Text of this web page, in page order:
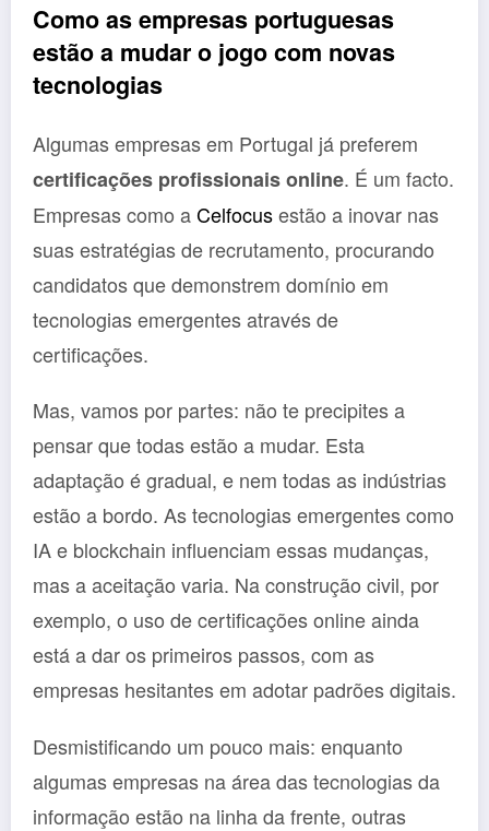
Como as empresas portuguesas
estão a mudar o jogo com novas
tecnologias
Algumas empresas em Portugal já preferem
certificações profissionais online. É um facto.
Empresas como aCelfocusestão a inovar nas
suas estratégias de recrutamento, procurando
candidatos que demonstrem domínio em
tecnologias emergentes através de
certificações.
Mas, vamos por partes: não te precipites a
pensar que todas estão a mudar. Esta
adaptação é gradual, e nem todas as indústrias
estão a bordo. As tecnologias emergentes como
IA e blockchain influenciam essas mudanças,
mas a aceitação varia. Na construção civil, por
exemplo, o uso de certificações online ainda
está a dar os primeiros passos, com as
empresas hesitantes em adotar padrões digitais.
Desmistificando um pouco mais: enquanto
algumas empresas na área das tecnologias da
informação estão na linha da frente, outras